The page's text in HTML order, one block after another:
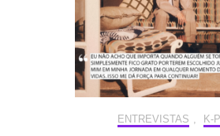
ENTREVISTAS K-